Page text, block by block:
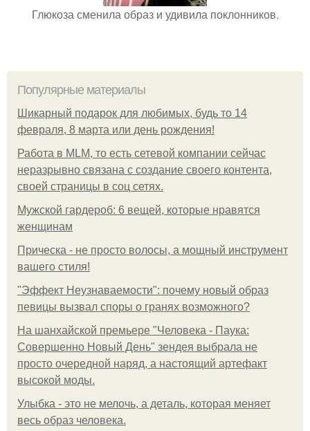
Глюкоза сменила образ и удивила поклонников.
Популярные материалы
Шикарный подарок для любимых, будь то 14
февраля, 8 марта или день рождения!
Работа в MLM, то есть сетевой компании сейчас
неразрывно связана с создание своего контента,
своей страницы в соц сетях.
Мужской гардероб: 6 вещей, которые нравятся
женщинам
Прическа - не просто волосы, а мощный инструмент
вашего стиля!
"Эффект Неузнаваемости": почему новый образ
певицы вызвал споры о гранях возможного?
На шанхайской премьере "Человека - Паука:
Совершенно Новый День" зендея выбрала не
просто очередной наряд, а настоящий артефакт
высокой моды.
Улыбка - это не мелочь, а деталь, которая меняет
весь образ человека.